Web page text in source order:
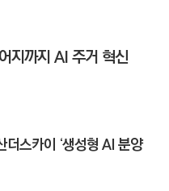
지까지 AI 주거 혁신
스카이 ‘생성형 AI 분양